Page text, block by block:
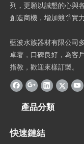
列，更願以誠懇的心與
創造商機，增加競爭實力
藍波水族器材有限公司
卓著，口碑良好，為客
指教，歡迎來樣訂製。
產品分類
快速鏈結